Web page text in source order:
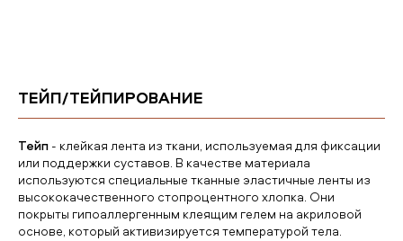
ТЕЙП/ТЕЙПИРОВАНИЕ
Тейп - клейкая лента из ткани, используемая для фиксации
или поддержки суставов. В качестве материала
используются специальные тканные эластичные ленты из
высококачественного стопроцентного хлопка. Они
покрыты гипоаллергенным клеящим гелем на акриловой
основе, который активизируется температурой тела.